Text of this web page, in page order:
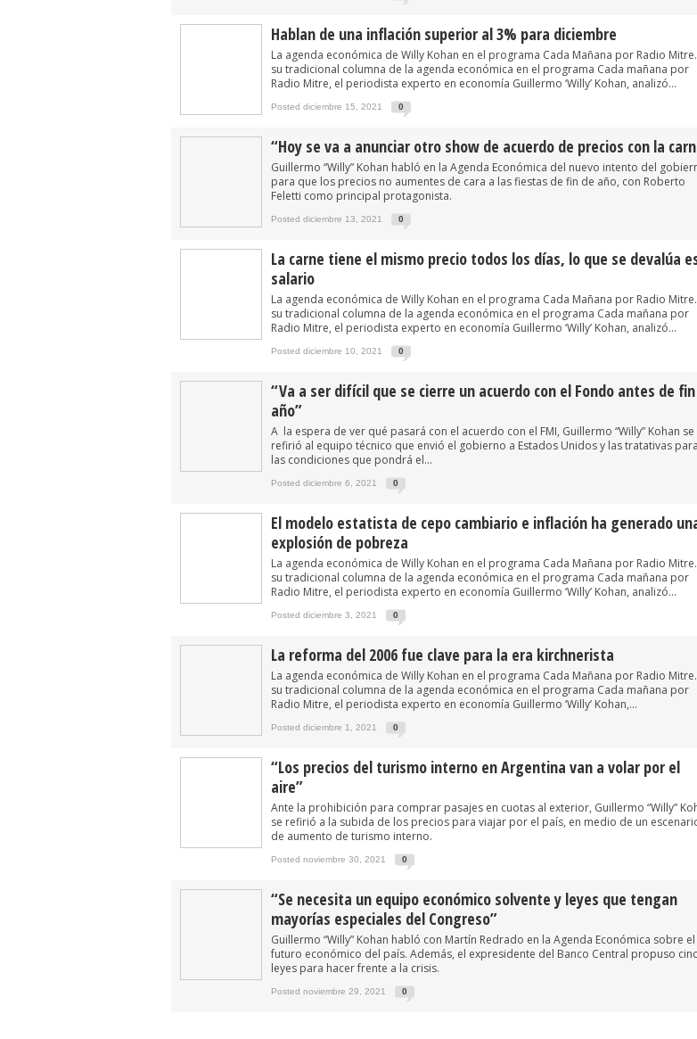
Hablan de una inflación superior al 3% para diciembre
La agenda económica de Willy Kohan en el programa Cada Mañana por Radio Mitre.
su tradicional columna de la agenda económica en el programa Cada mañana por
Radio Mitre, el periodista experto en economía Guillermo ‘Willy’ Kohan, analizó...
Posted diciembre 15, 2021 0
“Hoy se va a anunciar otro show de acuerdo de precios con la
Guillermo “Willy” Kohan habló en la Agenda Económica del nuevo intento del
para que los precios no aumentes de cara a las fiestas de fin de año, con Roberto
Feletti como principal protagonista.
Posted diciembre 13, 2021 0
La carne tiene el mismo precio todos los días, lo que se devalúa
salario
La agenda económica de Willy Kohan en el programa Cada Mañana por Radio Mitre.
su tradicional columna de la agenda económica en el programa Cada mañana por
Radio Mitre, el periodista experto en economía Guillermo ‘Willy’ Kohan, analizó...
Posted diciembre 10, 2021 0
“Va a ser difícil que se cierre un acuerdo con el Fondo antes de
año”
A la espera de ver qué pasará con el acuerdo con el FMI, Guillermo “Willy” Kohan se
refirió al equipo técnico que envió el gobierno a Estados Unidos y las tratativas para
las condiciones que pondrá el...
Posted diciembre 6, 2021 0
El modelo estatista de cepo cambiario e inflación ha generado
explosión de pobreza
La agenda económica de Willy Kohan en el programa Cada Mañana por Radio Mitre.
su tradicional columna de la agenda económica en el programa Cada mañana por
Radio Mitre, el periodista experto en economía Guillermo ‘Willy’ Kohan, analizó...
Posted diciembre 3, 2021 0
La reforma del 2006 fue clave para la era kirchnerista
La agenda económica de Willy Kohan en el programa Cada Mañana por Radio Mitre.
su tradicional columna de la agenda económica en el programa Cada mañana por
Radio Mitre, el periodista experto en economía Guillermo ‘Willy’ Kohan,...
Posted diciembre 1, 2021 0
“Los precios del turismo interno en Argentina van a volar por el
aire”
Ante la prohibición para comprar pasajes en cuotas al exterior, Guillermo “Willy”
se refirió a la subida de los precios para viajar por el país, en medio de un
de aumento de turismo interno.
Posted noviembre 30, 2021 0
“Se necesita un equipo económico solvente y leyes que tengan
mayorías especiales del Congreso”
Guillermo “Willy” Kohan habló con Martín Redrado en la Agenda Económica sobre el
futuro económico del país. Además, el expresidente del Banco Central propuso
leyes para hacer frente a la crisis.
Posted noviembre 29, 2021 0